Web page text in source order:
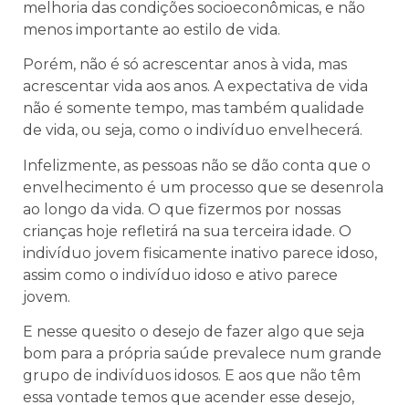
melhoria das condições socioeconômicas, e não
menos importante ao estilo de vida.
Porém, não é só acrescentar anos à vida, mas
acrescentar vida aos anos. A expectativa de vida
não é somente tempo, mas também qualidade
de vida, ou seja, como o indivíduo envelhecerá.
Infelizmente, as pessoas não se dão conta que o
envelhecimento é um processo que se desenrola
ao longo da vida. O que fizermos por nossas
crianças hoje refletirá na sua terceira idade. O
indivíduo jovem fisicamente inativo parece idoso,
assim como o indivíduo idoso e ativo parece
jovem.
E nesse quesito o desejo de fazer algo que seja
bom para a própria saúde prevalece num grande
grupo de indivíduos idosos. E aos que não têm
essa vontade temos que acender esse desejo,